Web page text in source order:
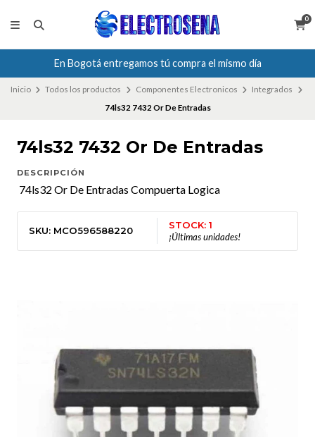
0
En Bogotá entregamos tú compra el mismo día
Inicio Todos los productos Componentes Electronicos
Integrados
74ls32 7432 Or De Entradas
74ls32 7432 Or De Entradas
DESCRIPCIÓN
74ls32 Or De Entradas Compuerta Logica
SKU: MCO596588220
STOCK: 1
¡Últimas unidades!